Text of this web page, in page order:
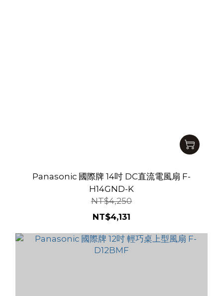
Panasonic 國際牌 14吋 DC直流電風扇 F-
H14GND-K
NT$4,250
NT$4,131